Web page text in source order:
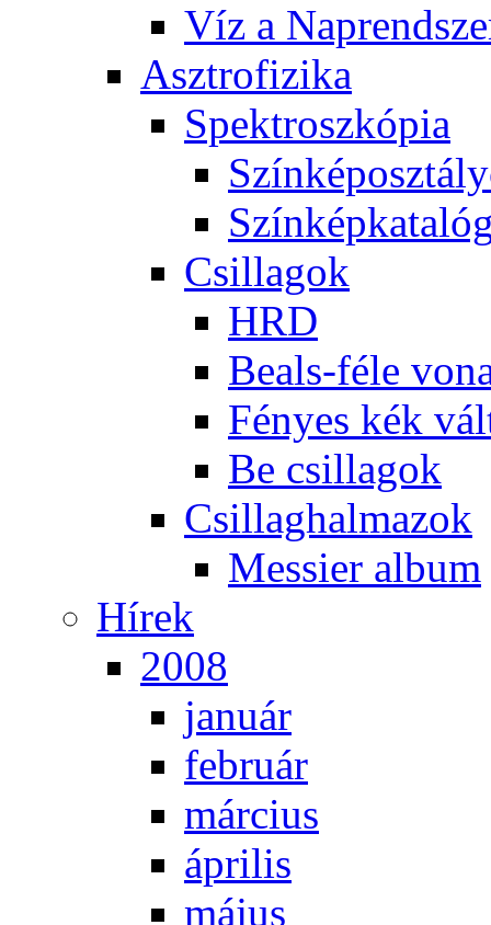
Víz a
Aszt­ro­fi­zi­ka
Spekt­rosz­kó­pia
Csil­la­gok
HRD
Be­als-fé­le
Fé­nyes kék
Be csil­la­gok
Csil­lag­hal­ma­zok
Mes­si­er al­bum
Hí­rek
2008
ja­nu­ár
feb­ru­ár
már­ci­us
áp­ri­lis
má­jus